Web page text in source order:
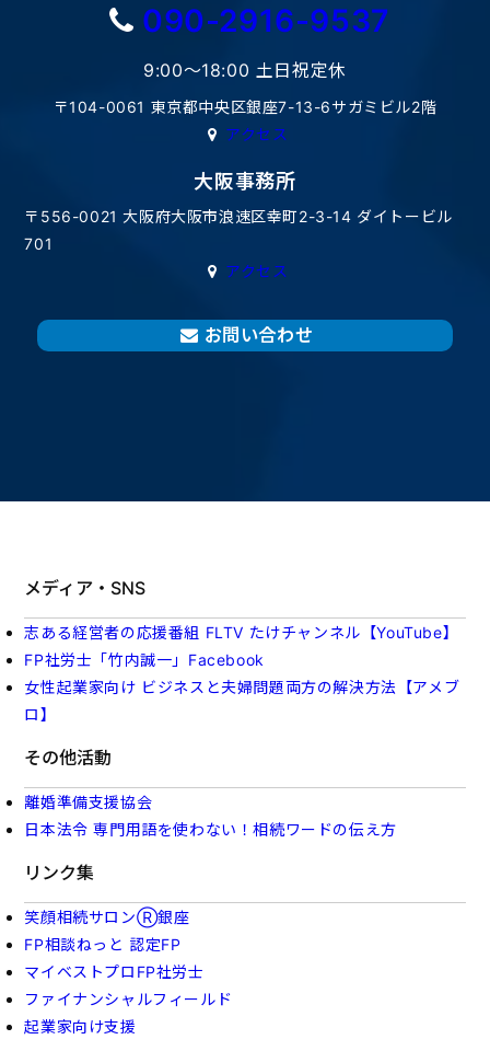
090-2916-9537
9:00〜18:00 土日祝定休
〒104-0061 東京都中央区銀座7-13-6サガミビル2階
アクセス
大阪事務所
〒556-0021 大阪府大阪市浪速区幸町2-3-14 ダイトービル
701
アクセス
お問い合わせ
メディア・SNS
志ある経営者の応援番組 FLTV たけチャンネル【YouTube】
FP社労士「竹内誠一」Facebook
女性起業家向け ビジネスと夫婦問題両方の解決方法【アメブ
ロ】
その他活動
離婚準備支援協会
日本法令 専門用語を使わない！相続ワードの伝え方
リンク集
笑顔相続サロンⓇ銀座
FP相談ねっと 認定FP
マイベストプロFP社労士
ファイナンシャルフィールド
起業家向け支援